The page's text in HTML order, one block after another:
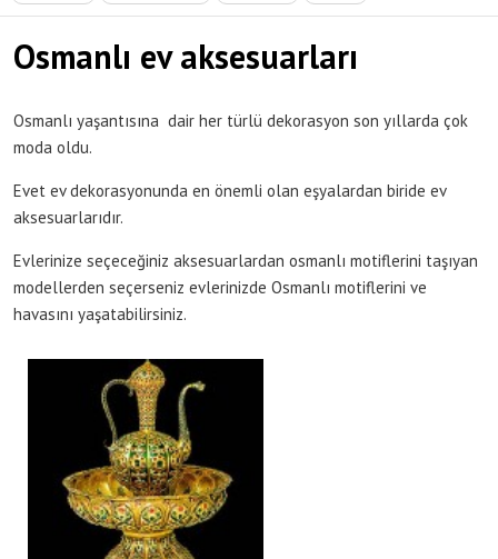
Osmanlı ev aksesuarları
Osmanlı yaşantısına dair her türlü dekorasyon son yıllarda çok
moda oldu.
Evet ev dekorasyonunda en önemli olan eşyalardan biride ev
aksesuarlarıdır.
Evlerinize seçeceğiniz aksesuarlardan osmanlı motiflerini taşıyan
modellerden seçerseniz evlerinizde Osmanlı motiflerini ve
havasını yaşatabilirsiniz.